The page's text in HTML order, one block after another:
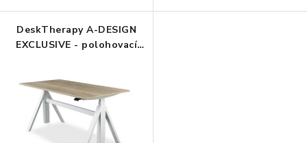
LED STOLNÍ LAMPY
KANCELÁŘSKÉ POTŘEBY
ZÁSUVKOVÉ BOXY
NÁDOBY NA ODPAD
DeskTherapy A-DESIGN
EXCLUSIVE - polohovací